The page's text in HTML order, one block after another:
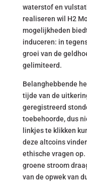
waterstof en
realiseren wil H2
mogelijkheden
induceren: in
groei van de
gelimiteerd.
Belanghebbende
tijde van de
geregistreerd
toebehoorde, dus
linkjes te klikken
deze altcoins
ethische vragen
groene stroom
van de opwek van